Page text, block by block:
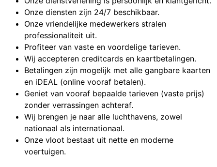
Onze diensten zijn 24/7 beschikbaar.
Onze vriendelijke medewerkers stralen
professionaliteit uit.
Profiteer van vaste en voordelige tarieven.
Wij accepteren creditcards en kaartbetalingen.
Betalingen zijn mogelijk met alle gangbare kaarten
en iDEAL (online vooraf betalen).
Geniet van vooraf bepaalde tarieven (vaste prijs)
zonder verrassingen achteraf.
Wij brengen je naar alle luchthavens, zowel
nationaal als internationaal.
Onze vloot bestaat uit nette en moderne
voertuigen.